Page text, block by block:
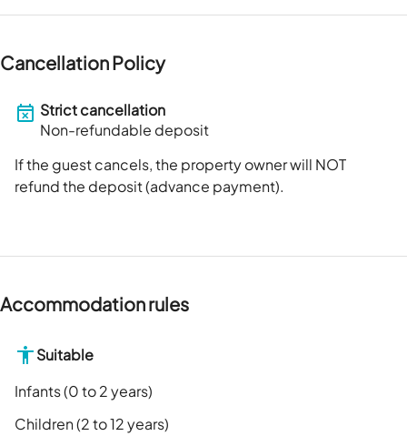
Cancellation Policy
Strict cancellation
Non-refundable deposit
If the guest cancels, the property owner will NOT
refund the deposit (advance payment).
Accommodation rules
Suitable
Infants (0 to 2 years)
Children (2 to 12 years)